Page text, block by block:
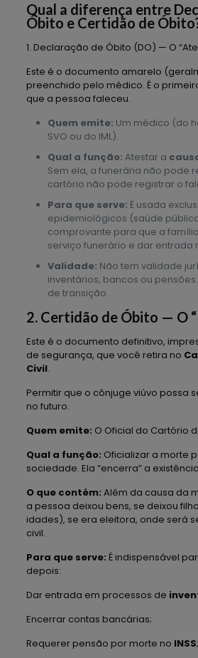
Qual a diferença entre
Óbito e Certidão de
1. Declaração de Óbito (DO) — O
Este é o documento amarelo
preenchido pelo médico. É o
que a pessoa faleceu.
Quem emite: Um médico (do
SVO ou do IML).
Qual a função: Atestar a
Sem ela, a funerária não pode
cartório não pode registrar o
Para que serve: É usada
epidemiológicos (saúde
comprovante para que a
serviço funerário e dar entrada
Validade: Não tem validade
inventários, bancos ou
de transição.
2. Certidão de Óbito — O
Este é o documento definitivo,
de segurança, que você retira no
Civil.
Permitir que o cônjuge viúvo possa
no futuro.
Quem emite: O Oficial do Cartório
Qual a função: Oficializar a morte
sociedade. Ela “encerra” a
O que contém: Além da causa da
a pessoa deixou bens, se deixou
idades), se era eleitora, onde será
civil.
Para que serve: É indispensável
depois:
Dar entrada em processos de
Encerrar contas bancárias;
Requerer pensão por morte no INSS;